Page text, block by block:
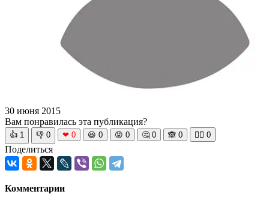
30 июня 2015
Вам понравилась эта публикация?
👍 1 👎 0 ❤ 0 😆 0 😡 0 🤔 0 🙈 0 🧘‍♀️ 0
Поделиться
Комментарии